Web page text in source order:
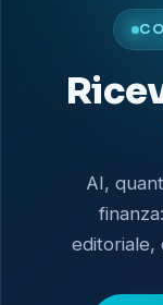
AI,
editoriale,